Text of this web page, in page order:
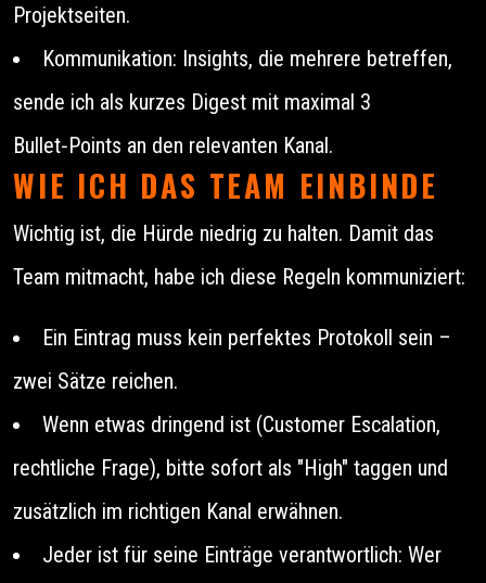
Projektseiten.
Kommunikation: Insights, die mehrere betreffen,
sende ich als kurzes Digest mit maximal 3
Bullet‑Points an den relevanten Kanal.
WIE ICH DAS TEAM EINBINDE
Wichtig ist, die Hürde niedrig zu halten. Damit das
Team mitmacht, habe ich diese Regeln kommuniziert:
Ein Eintrag muss kein perfektes Protokoll sein –
zwei Sätze reichen.
Wenn etwas dringend ist (Customer Escalation,
rechtliche Frage), bitte sofort als "High" taggen und
zusätzlich im richtigen Kanal erwähnen.
Jeder ist für seine Einträge verantwortlich: Wer